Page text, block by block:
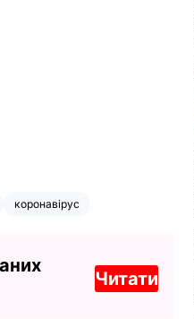
коронавірус
Читати